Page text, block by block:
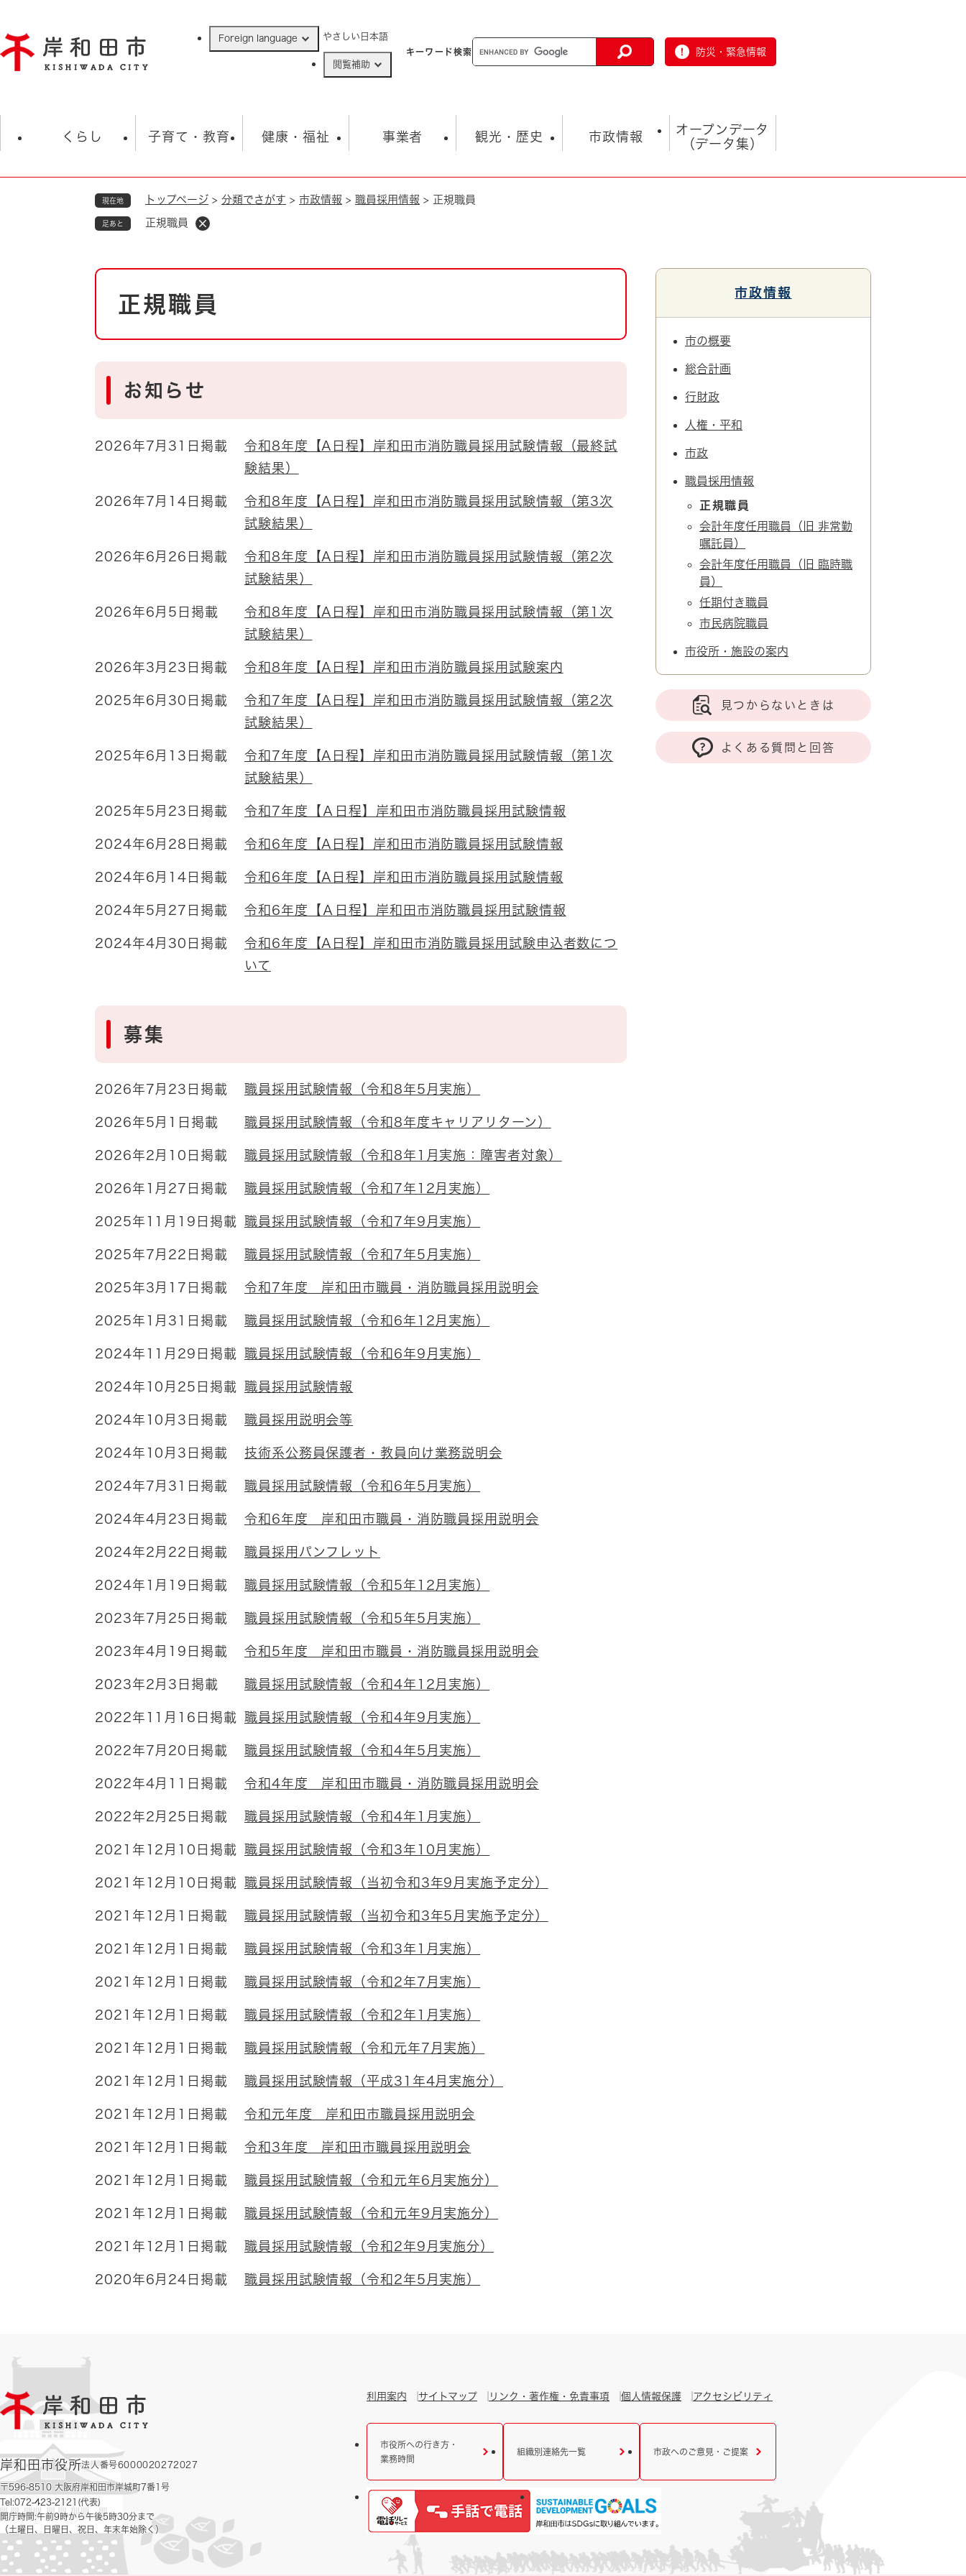
ジ
の
Foreign language やさしい日本語
閲覧補助
キーワード検索 防災・緊急情報
くらし
住民票・戸籍
ごみ・衛生・動物 救急・消防
防災・防犯
自然・環境・公園
男女共同参画
道路・河川・交通 まちづくり
子育て・教育
学校 子育て
健康・福祉
福祉・健康・生活 生涯学習・スポーツ
事業者
入札・契約情報
環境 福祉・介護
観光・歴史
観光 観光スポット
市政情報
市の概要
市政 職員採用情報
オープンデータ
（データ集）
オープンデータ
現在地 トップページ > 分類でさがす > 市政情報 > 職員採用情報 > 正規職員
足あと 正規職員
本
正規職員
お知らせ
2026年7月31日掲載
令和8年度【A日程】岸和田市消防職員採用試験情報（最終試
験結果）
2026年7月14日掲載
令和8年度【A日程】岸和田市消防職員採用試験情報（第3次
試験結果）
2026年6月26日掲載
令和8年度【A日程】岸和田市消防職員採用試験情報（第2次
試験結果）
2026年6月5日掲載
令和8年度【A日程】岸和田市消防職員採用試験情報（第1次
試験結果）
2026年3月23日掲載 令和8年度【A日程】岸和田市消防職員採用試験案内
2025年6月30日掲載
令和7年度【A日程】岸和田市消防職員採用試験情報（第2次
試験結果）
2025年6月13日掲載
令和7年度【A日程】岸和田市消防職員採用試験情報（第1次
試験結果）
2025年5月23日掲載 令和7年度【Ａ日程】岸和田市消防職員採用試験情報
2024年6月28日掲載 令和6年度【A日程】岸和田市消防職員採用試験情報
2024年6月14日掲載 令和6年度【A日程】岸和田市消防職員採用試験情報
2024年5月27日掲載 令和6年度【Ａ日程】岸和田市消防職員採用試験情報
2024年4月30日掲載
令和6年度【A日程】岸和田市消防職員採用試験申込者数につ
いて
募集
2026年7月23日掲載 職員採用試験情報（令和8年5月実施）
2026年5月1日掲載 職員採用試験情報（令和8年度キャリアリターン）
2026年2月10日掲載 職員採用試験情報（令和8年1月実施：障害者対象）
2026年1月27日掲載 職員採用試験情報（令和7年12月実施）
2025年11月19日掲載 職員採用試験情報（令和7年9月実施）
2025年7月22日掲載 職員採用試験情報（令和7年5月実施）
2025年3月17日掲載 令和7年度 岸和田市職員・消防職員採用説明会
2025年1月31日掲載 職員採用試験情報（令和6年12月実施）
2024年11月29日掲載 職員採用試験情報（令和6年9月実施）
2024年10月25日掲載 職員採用試験情報
2024年10月3日掲載 職員採用説明会等
2024年10月3日掲載 技術系公務員保護者・教員向け業務説明会
2024年7月31日掲載 職員採用試験情報（令和6年5月実施）
2024年4月23日掲載 令和6年度 岸和田市職員・消防職員採用説明会
2024年2月22日掲載 職員採用パンフレット
2024年1月19日掲載 職員採用試験情報（令和5年12月実施）
2023年7月25日掲載 職員採用試験情報（令和5年5月実施）
2023年4月19日掲載 令和5年度 岸和田市職員・消防職員採用説明会
2023年2月3日掲載 職員採用試験情報（令和4年12月実施）
2022年11月16日掲載 職員採用試験情報（令和4年9月実施）
2022年7月20日掲載 職員採用試験情報（令和4年5月実施）
2022年4月11日掲載 令和4年度 岸和田市職員・消防職員採用説明会
2022年2月25日掲載 職員採用試験情報（令和4年1月実施）
2021年12月10日掲載 職員採用試験情報（令和3年10月実施）
2021年12月10日掲載 職員採用試験情報（当初令和3年9月実施予定分）
2021年12月1日掲載 職員採用試験情報（当初令和3年5月実施予定分）
2021年12月1日掲載 職員採用試験情報（令和3年1月実施）
2021年12月1日掲載 職員採用試験情報（令和2年7月実施）
2021年12月1日掲載 職員採用試験情報（令和2年1月実施）
2021年12月1日掲載 職員採用試験情報（令和元年7月実施）
2021年12月1日掲載 職員採用試験情報（平成31年4月実施分）
2021年12月1日掲載 令和元年度 岸和田市職員採用説明会
2021年12月1日掲載 令和3年度 岸和田市職員採用説明会
2021年12月1日掲載 職員採用試験情報（令和元年6月実施分）
2021年12月1日掲載 職員採用試験情報（令和元年9月実施分）
2021年12月1日掲載 職員採用試験情報（令和2年9月実施分）
2020年6月24日掲載 職員採用試験情報（令和2年5月実施）
市政情報
市の概要
総合計画
行財政
人権・平和
市政
職員採用情報
正規職員
会計年度任用職員（旧 非常勤
嘱託員）
会計年度任用職員（旧 臨時職
員）
任期付き職員
市民病院職員
市役所・施設の案内
見つからないときは
よくある質問と回答
岸和田市役所法人番号6000020272027
〒596-8510 大阪府岸和田市岸城町7番1号
Tel:072-423-2121(代表)
開庁時間:午前9時から午後5時30分まで
（土曜日、日曜日、祝日、年末年始除く）
利用案内 サイトマップ リンク・著作権・免責事項 個人情報保護 アクセシビリティ
市役所への行き方・
業務時間
組織別連絡先一覧 市政へのご意見・ご提案